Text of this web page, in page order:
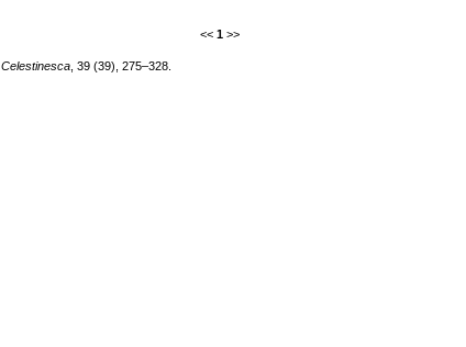
<< 1 >>
Celestinesca, 39 (39), 275–328.